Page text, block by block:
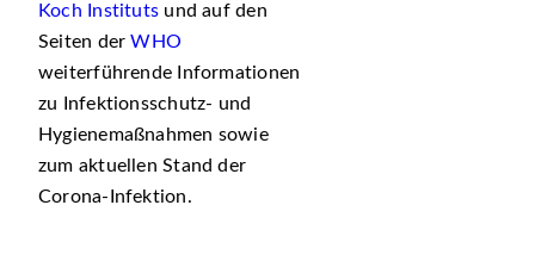
Koch Instituts und auf den
Seiten derWHO
weiterführende Informationen
zu Infektionsschutz- und
Hygienemaßnahmen sowie
zum aktuellen Stand der
Corona-Infektion.